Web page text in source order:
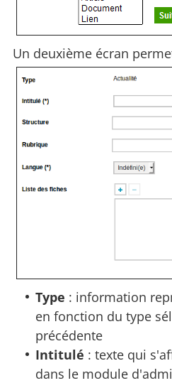
Un deuxième écran
Type : information
en fonction du type
précédente
Intitulé : texte qui
dans le module